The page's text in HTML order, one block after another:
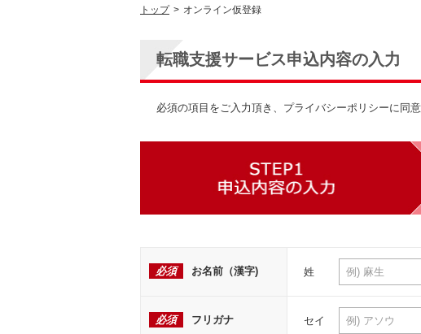
トップ > オンライン仮登録
転職支援サービス申込内容の入力
必須の項目をご入力頂き、プライバシーポリシーに同
必須 お名前（漢字) 姓
必須 フリガナ セイ